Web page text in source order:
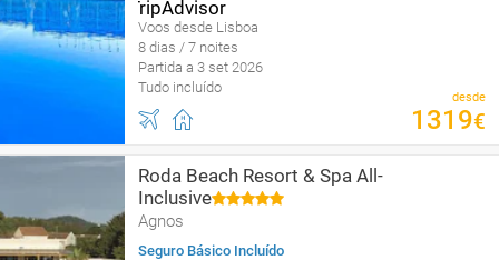
Voos desde Lisboa
8 dias / 7 noites
Partida a 3 set 2026
Tudo incluído
desde
1319€
Roda Beach Resort & Spa All-
Inclusive
Agnos
Seguro Básico Incluído